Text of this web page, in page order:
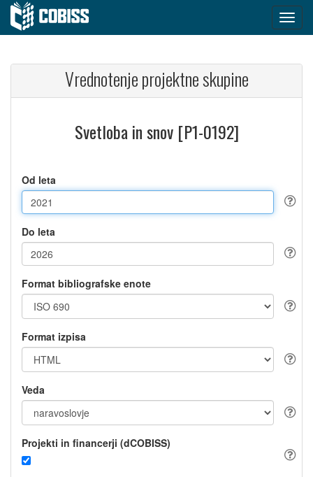
Vrednotenje projektne skupine
Svetloba in snov [P1-0192]
Od leta
Do leta
Format bibliografske enote
Format izpisa
Veda
Projekti in financerji (dCOBISS)